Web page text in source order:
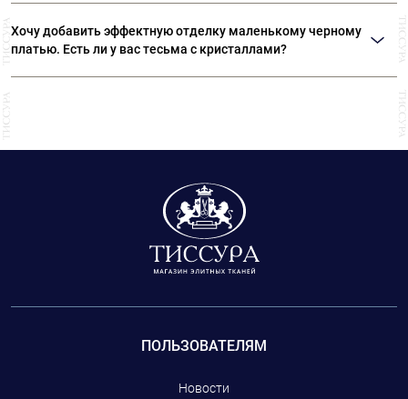
фабриках производителей, которые сотрудничают с известными
модными домами.
Хочу добавить эффектную отделку маленькому черному
платью. Есть ли у вас тесьма с кристаллами?
ПОЛЬЗОВАТЕЛЯМ
Новости